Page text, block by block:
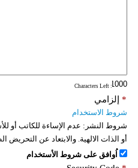
: Characters Left
إلزامي *
شروط الاستخدام
شروط النشر: عدم الإساءة للكاتب أو
أو الذات الالهية. والابتعاد عن التحريض
اُوافق على شروط الأستخدام